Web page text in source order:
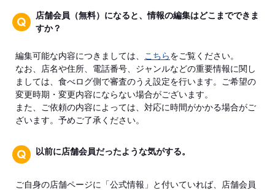
店舗会員（無料）になると、情報の編集はどこまでできま
すか？
編集可能な内容につきましては、 こちらをご覧ください。
なお、店名や住所、電話番号、ジャンルなどの重要情報に関し
ましては、食べログ側で審査のうえ設定を行います。ご希望の
変更時期・変更内容にならない場合がございます。
また、ご依頼の内容によっては、対応に時間がかかる場合がご
ざいます。予めご了承ください。
以前に店舗会員だったような気がする。
ご自身の店舗ページに「公式情報」と付いていれば、店舗会員